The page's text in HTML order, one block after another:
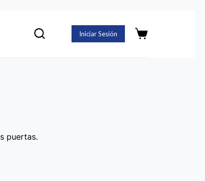
Iniciar Sesión
Carro
puertas.